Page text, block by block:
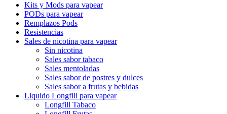
Kits y Mods para vapear
PODs para vapear
Remplazos Pods
Resistencias
Sales de nicotina para vapear
Sin nicotina
Sales sabor tabaco
Sales mentoladas
Sales sabor de postres y dulces
Sales sabor a frutas y bebidas
Liquido Longfill para vapear
Longfill Tabaco